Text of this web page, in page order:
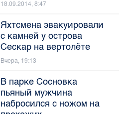
18.09.2014, 8:47
Яхтсмена эвакуировали
с камней у острова
Сескар на вертолёте
Вчера, 19:13
В парке Сосновка
пьяный мужчина
набросился с ножом на